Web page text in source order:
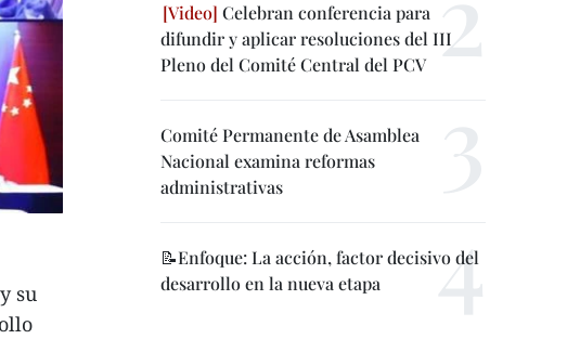
su
Celebran conferencia para
difundir y aplicar resoluciones del III
Pleno del Comité Central del PCV
Comité Permanente de Asamblea
Nacional examina reformas
administrativas
📝Enfoque: La acción, factor decisivo del
desarrollo en la nueva etapa